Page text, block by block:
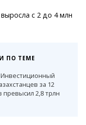
с 2 до 4 млн
ПО ТЕМЕ
Инвестиционный
за 12
превысил 2,8 трлн